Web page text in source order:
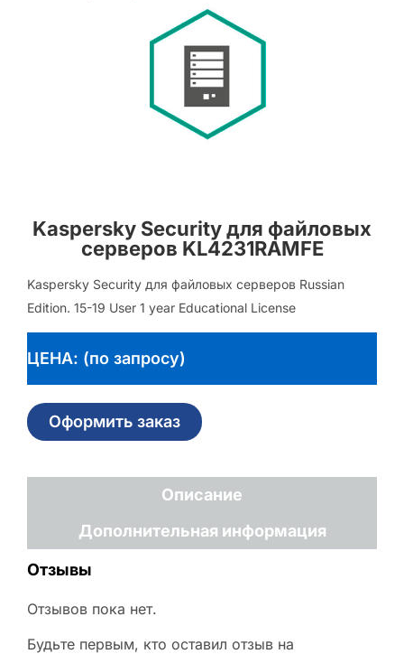
Kaspersky Security для файловых
серверов KL4231RAMFE
Kaspersky Security для файловых серверов Russian
Edition. 15-19 User 1 year Educational License
ЦЕНА: (по запросу)
Оформить заказ
Описание
Дополнительная информация
Отзывы
Отзывов пока нет.
Будьте первым, кто оставил отзыв на